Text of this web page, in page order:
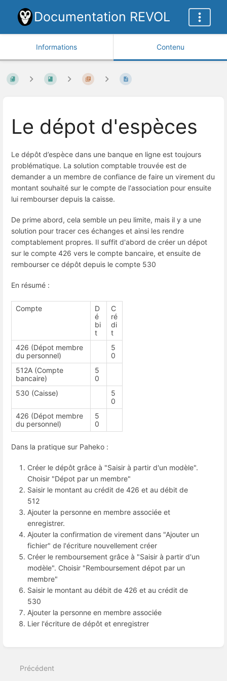
Documentation REVOL
Informations Contenu
Le dépot d'espèces
Le dépôt d’espèce dans une banque en ligne est toujours
problématique. La solution comptable trouvée est de
demander a un membre de confiance de faire un virement du
montant souhaité sur le compte de l'association pour ensuite
lui rembourser depuis la caisse.
De prime abord, cela semble un peu limite, mais il y a une
solution pour tracer ces échanges et ainsi les rendre
comptablement propres. Il suffit d'abord de créer un dépot
sur le compte 426 vers le compte bancaire, et ensuite de
rembourser ce dépôt depuis le compte 530
En résumé :
Compte
D
é
bi
t
C
ré
di
t
426 (Dépot membre
du personnel)
5
0
512A (Compte
bancaire)
5
0
530 (Caisse)
5
0
426 (Dépot membre
du personnel)
5
0
Dans la pratique sur Paheko :
Créer le dépôt grâce à "Saisir à partir d'un modèle".
Choisir "Dépot par un membre"
Saisir le montant au crédit de 426 et au débit de
512
Ajouter la personne en membre associée et
enregistrer.
Ajouter la confirmation de virement dans "Ajouter un
fichier" de l'écriture nouvellement créer
Créer le remboursement grâce à "Saisir à partir d'un
modèle". Choisir "Remboursement dépot par un
membre"
Saisir le montant au débit de 426 et au crédit de
530
Ajouter la personne en membre associée
Lier l'écriture de dépôt et enregistrer
dePrécédent